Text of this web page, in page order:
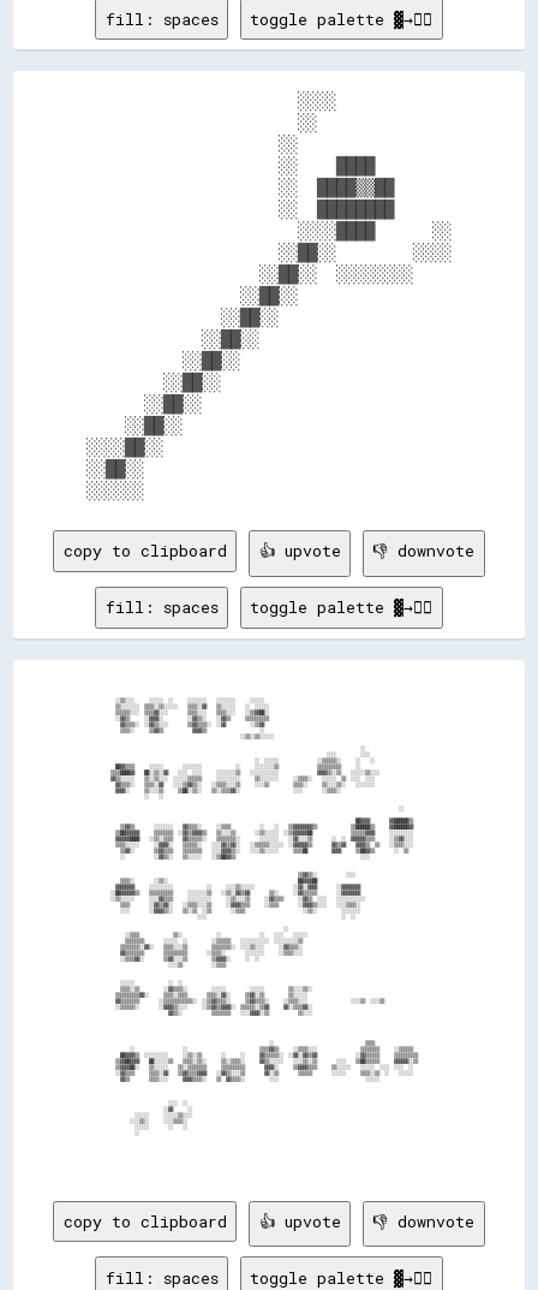
fill: spaces toggle palette ▓→✊🏽
                      ░░░░
                      ░░
                    ░░
                    ░░    ████
                    ░░  ████▒▒██
                    ░░  ████████
                      ░░░░████      ░░
                    ░░██░░        ░░░░
                  ░░██░░  ░░░░░░░░
                ░░██░░
              ░░██░░
            ░░██░░
          ░░██░░
        ░░██░░
      ░░██░░
    ░░██░░
░░░░██░░
░░██░░
copy to clipboard 👍 upvote 👎 downvote
fill: spaces toggle palette ▓→✊🏽
copy to clipboard 👍 upvote 👎 downvote
fill: spaces toggle palette ▓→✊🏽